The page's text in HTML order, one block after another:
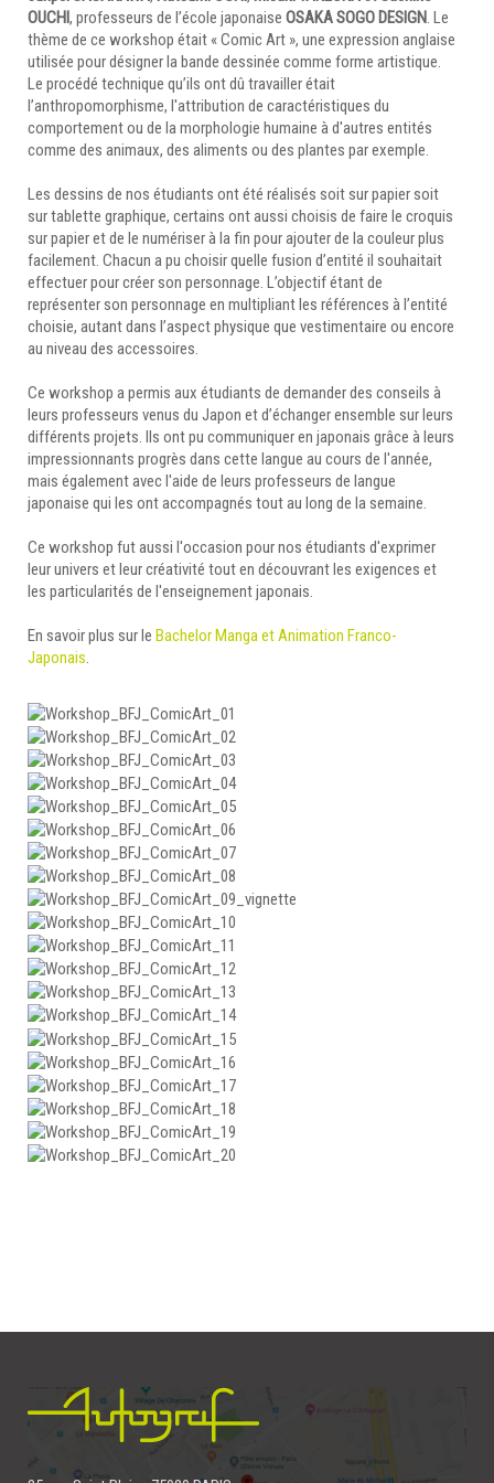
OUCHI, professeurs de l’école japonaise OSAKA SOGO DESIGN. Le
thème de ce workshop était « Comic Art », une expression anglaise
utilisée pour désigner la bande dessinée comme forme artistique.
Le procédé technique qu’ils ont dû travailler était
l’anthropomorphisme, l'attribution de caractéristiques du
comportement ou de la morphologie humaine à d'autres entités
comme des animaux, des aliments ou des plantes par exemple.
Les dessins de nos étudiants ont été réalisés soit sur papier soit
sur tablette graphique, certains ont aussi choisis de faire le croquis
sur papier et de le numériser à la fin pour ajouter de la couleur plus
facilement. Chacun a pu choisir quelle fusion d’entité il souhaitait
effectuer pour créer son personnage. L’objectif étant de
représenter son personnage en multipliant les références à l’entité
choisie, autant dans l’aspect physique que vestimentaire ou encore
au niveau des accessoires.
Ce workshop a permis aux étudiants de demander des conseils à
leurs professeurs venus du Japon et d’échanger ensemble sur leurs
différents projets. Ils ont pu communiquer en japonais grâce à leurs
impressionnants progrès dans cette langue au cours de l'année,
mais également avec l'aide de leurs professeurs de langue
japonaise qui les ont accompagnés tout au long de la semaine.
Ce workshop fut aussi l'occasion pour nos étudiants d'exprimer
leur univers et leur créativité tout en découvrant les exigences et
les particularités de l'enseignement japonais.
En savoir plus sur le Bachelor Manga et Animation Franco-
Japonais.